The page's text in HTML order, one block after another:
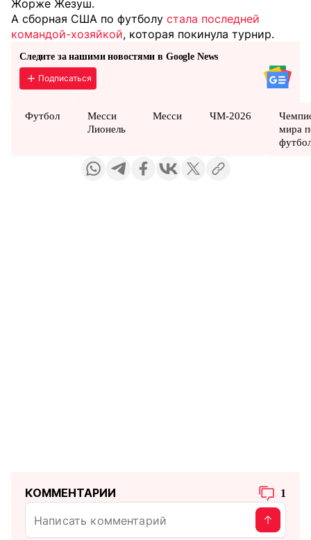
Жорже Жезуш.
А сборная США по футболу стала последней
командой-хозяйкой, которая покинула турнир.
Следите за нашими новостями в Google News
Подписаться
Футбол
Месси
Лионель
Месси ЧМ-2026
мира
КОММЕНТАРИИ 1